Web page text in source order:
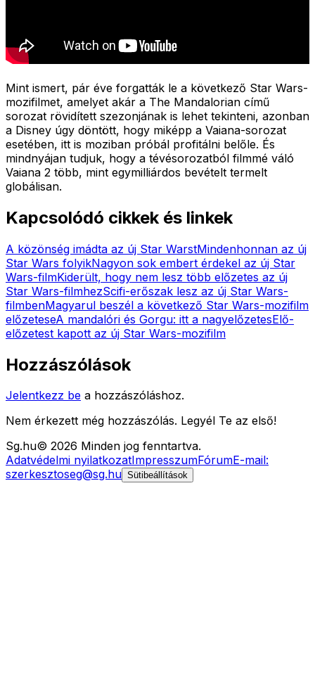
Mint ismert, pár éve forgatták le a következő Star Wars-
mozifilmet, amelyet akár a The Mandalorian című
sorozat rövidített szezonjának is lehet tekinteni, azonban
a Disney úgy döntött, hogy miképp a Vaiana-sorozat
esetében, itt is moziban próbál profitálni belőle. És
mindnyájan tudjuk, hogy a tévésorozatból filmmé váló
Vaiana 2 több, mint egymilliárdos bevételt termelt
globálisan.
Kapcsolódó cikkek és linkek
A közönség imádta az új Star WarstMindenhonnan az új
Star Wars folyikNagyon sok embert érdekel az új Star
Wars-filmKiderült, hogy nem lesz több előzetes az új
Star Wars-filmhezScifi-erőszak lesz az új Star Wars-
filmbenMagyarul beszél a következő Star Wars-mozifilm
előzeteseA mandalóri és Gorgu: itt a nagyelőzetesElő-
előzetest kapott az új Star Wars-mozifilm
Hozzászólások
Jelentkezz be a hozzászóláshoz.
Nem érkezett még hozzászólás. Legyél Te az első!
Sg.hu© 2026 Minden jog fenntartva.
Adatvédelmi nyilatkozatImpresszumFórumE-mail:
szerkesztoseg@sg.hu Sütibeállítások